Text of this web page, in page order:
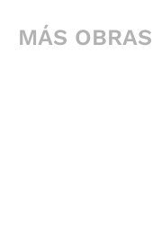
MÁS OBRAS